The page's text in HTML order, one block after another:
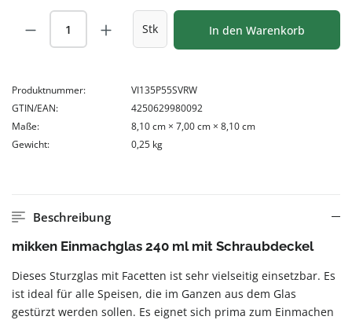
Produkt Anzahl: Gib den gewünschten
Stk In den Warenkorb
Produktnummer:
VI135P55SVRW
GTIN/EAN:
4250629980092
Maße:
8,10 cm × 7,00 cm × 8,10 cm
Gewicht:
0,25 kg
Beschreibung
mikken Einmachglas 240 ml mit Schraubdeckel
Dieses Sturzglas mit Facetten ist sehr vielseitig einsetzbar. Es
ist ideal für alle Speisen, die im Ganzen aus dem Glas
gestürzt werden sollen. Es eignet sich prima zum Einmachen